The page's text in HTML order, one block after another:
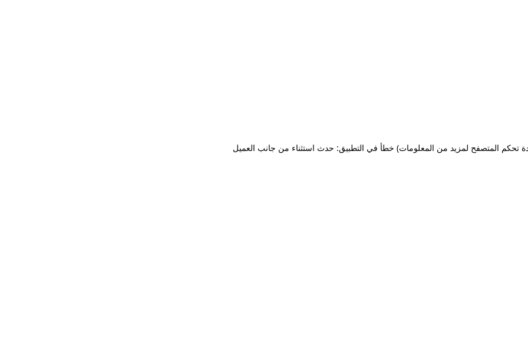
خطأ في التطبيق: حدث استثناء من جانب العميل تحكم المتصفح لمزيد من المعلومات)